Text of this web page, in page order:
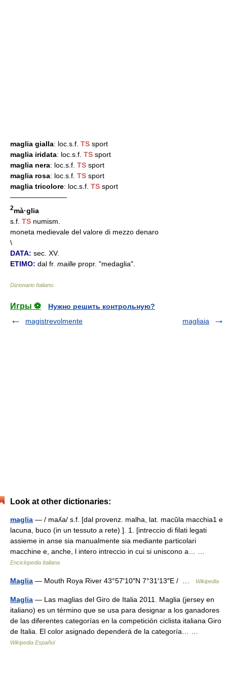
maglia gialla: loc.s.f. TS sport
maglia iridata: loc.s.f. TS sport
maglia nera: loc.s.f. TS sport
maglia rosa: loc.s.f. TS sport
maglia tricolore: loc.s.f. TS sport
————————
2mà·glia
s.f. TS numism.
moneta medievale del valore di mezzo denaro
\
DATA: sec. XV.
ETIMO: dal fr. maille propr. "medaglia".
Dizionario Italiano
Игры ⚽
Нужно решить контрольную?
magistrevolmente
magliaia
Look at other dictionaries:
maglia — / maʎa/ s.f. [dal provenz. malha, lat. macŭla macchia1 e
lacuna, buco (in un tessuto a rete) ]. 1. [intreccio di filati legati
assieme in anse sia manualmente sia mediante particolari
macchine e, anche, l intero intreccio in cui si uniscono a… …
Enciclopedia Italiana
Maglia — Mouth Roya River 43°57′10″N 7°31′13″E / … Wikipedia
Maglia — Las maglias del Giro de Italia 2011. Maglia (jersey en
italiano) es un término que se usa para designar a los ganadores
de las diferentes categorías en la competición ciclista italiana Giro
de Italia. El color asignado dependerá de la categoría… …
Wikipedia Español